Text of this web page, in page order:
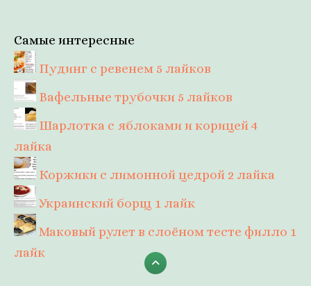
Самые интересные
Пудинг с ревенем 5 лайков
Вафельные трубочки 5 лайков
Шарлотка с яблоками и корицей4
лайка
Коржики с лимонной цедрой 2 лайка
Украинский борщ 1 лайк
Маковый рулет в слоёном тесте филло 1
лайк